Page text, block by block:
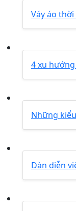
Váy áo
4 xu
Những
Dàn diễn